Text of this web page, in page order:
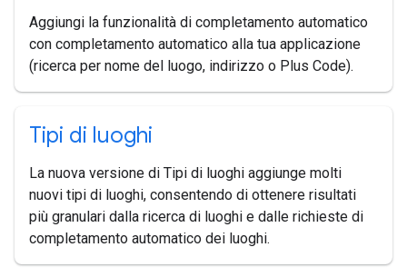
Aggiungi la funzionalità di completamento automatico
con completamento automatico alla tua applicazione
(ricerca per nome del luogo, indirizzo o Plus Code).
Tipi di luoghi
La nuova versione di Tipi di luoghi aggiunge molti
nuovi tipi di luoghi, consentendo di ottenere risultati
più granulari dalla ricerca di luoghi e dalle richieste di
completamento automatico dei luoghi.